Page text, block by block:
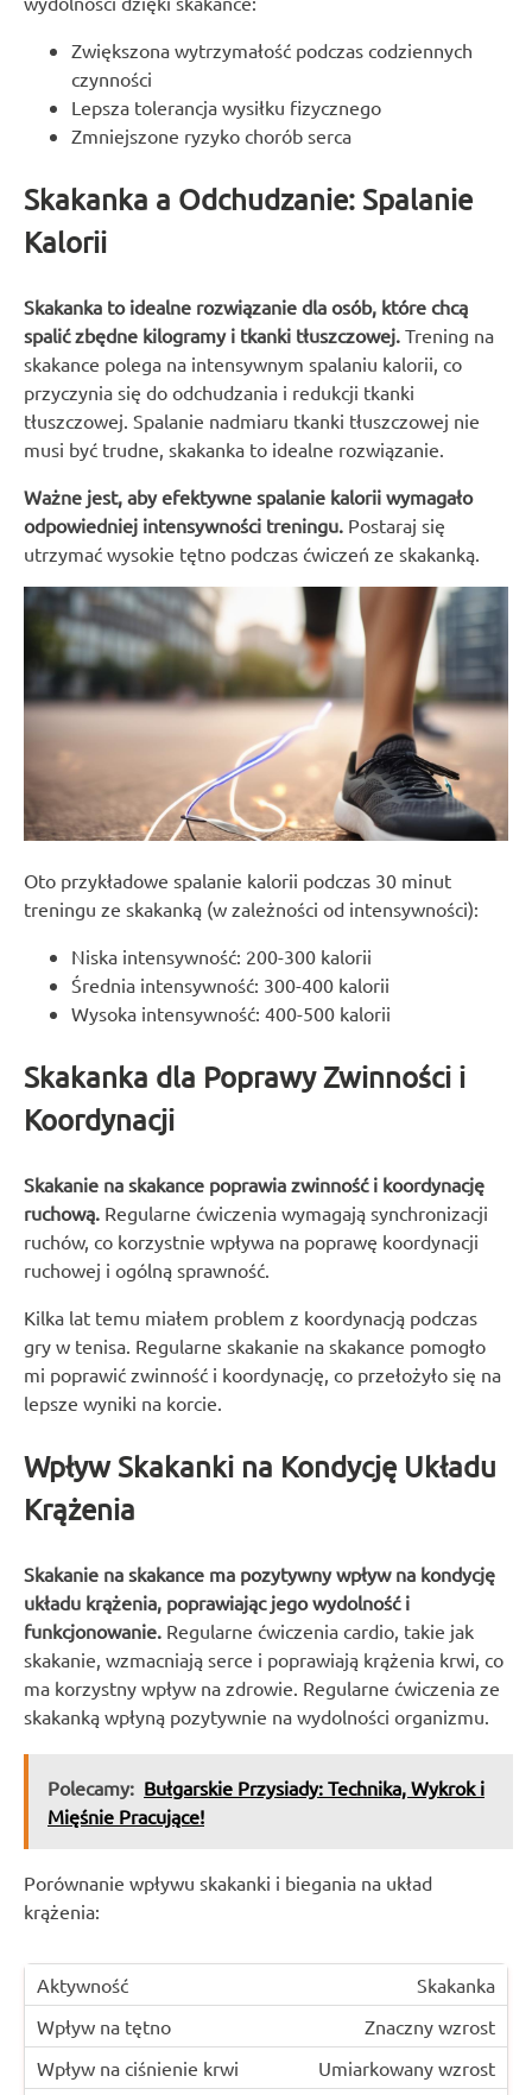
Zwiększona wytrzymałość podczas codziennych
czynności
Lepsza tolerancja wysiłku fizycznego
Zmniejszone ryzyko chorób serca
Skakanka a Odchudzanie: Spalanie
Kalorii
Skakanka to idealne rozwiązanie dla osób, które chcą
spalić zbędne kilogramy i tkanki tłuszczowej. Trening na
skakance polega na intensywnym spalaniu kalorii, co
przyczynia się do odchudzania i redukcji tkanki
tłuszczowej. Spalanie nadmiaru tkanki tłuszczowej nie
musi być trudne, skakanka to idealne rozwiązanie.
Ważne jest, aby efektywne spalanie kalorii wymagało
odpowiedniej intensywności treningu. Postaraj się
utrzymać wysokie tętno podczas ćwiczeń ze skakanką.
Oto przykładowe spalanie kalorii podczas 30 minut
treningu ze skakanką (w zależności od intensywności):
Niska intensywność: 200-300 kalorii
Średnia intensywność: 300-400 kalorii
Wysoka intensywność: 400-500 kalorii
Skakanka dla Poprawy Zwinności i
Koordynacji
Skakanie na skakance poprawia zwinność i koordynację
ruchową. Regularne ćwiczenia wymagają synchronizacji
ruchów, co korzystnie wpływa na poprawę koordynacji
ruchowej i ogólną sprawność.
Kilka lat temu miałem problem z koordynacją podczas
gry w tenisa. Regularne skakanie na skakance pomogło
mi poprawić zwinność i koordynację, co przełożyło się na
lepsze wyniki na korcie.
Wpływ Skakanki na Kondycję Układu
Krążenia
Skakanie na skakance ma pozytywny wpływ na kondycję
układu krążenia, poprawiając jego wydolność i
funkcjonowanie. Regularne ćwiczenia cardio, takie jak
skakanie, wzmacniają serce i poprawiają krążenia krwi, co
ma korzystny wpływ na zdrowie. Regularne ćwiczenia ze
skakanką wpłyną pozytywnie na wydolności organizmu.
Polecamy: Bułgarskie Przysiady: Technika, Wykrok i
Mięśnie Pracujące!
Porównanie wpływu skakanki i biegania na układ
krążenia:
Skakanka
Znaczny wzrost
Umiarkowany wzrost